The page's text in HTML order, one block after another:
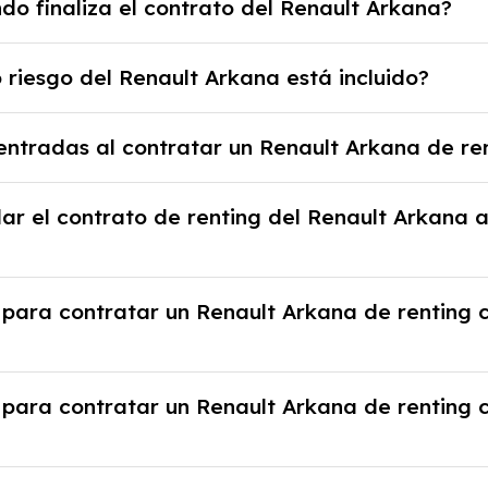
límite, puede haber un cargo adicional.
finaliza el contrato del Renault Arkana?
previamente acordado.
riesgo del Renault Arkana está incluido?
mensuales.
al contratar un Renault Arkana de
proveedor debido al resultado del estudio de
el contrato de renting del Renault Arkana
revisar las condiciones del contrato y hablar
para contratar un Renault Arkana de renting
para contratar un Renault Arkana de renting